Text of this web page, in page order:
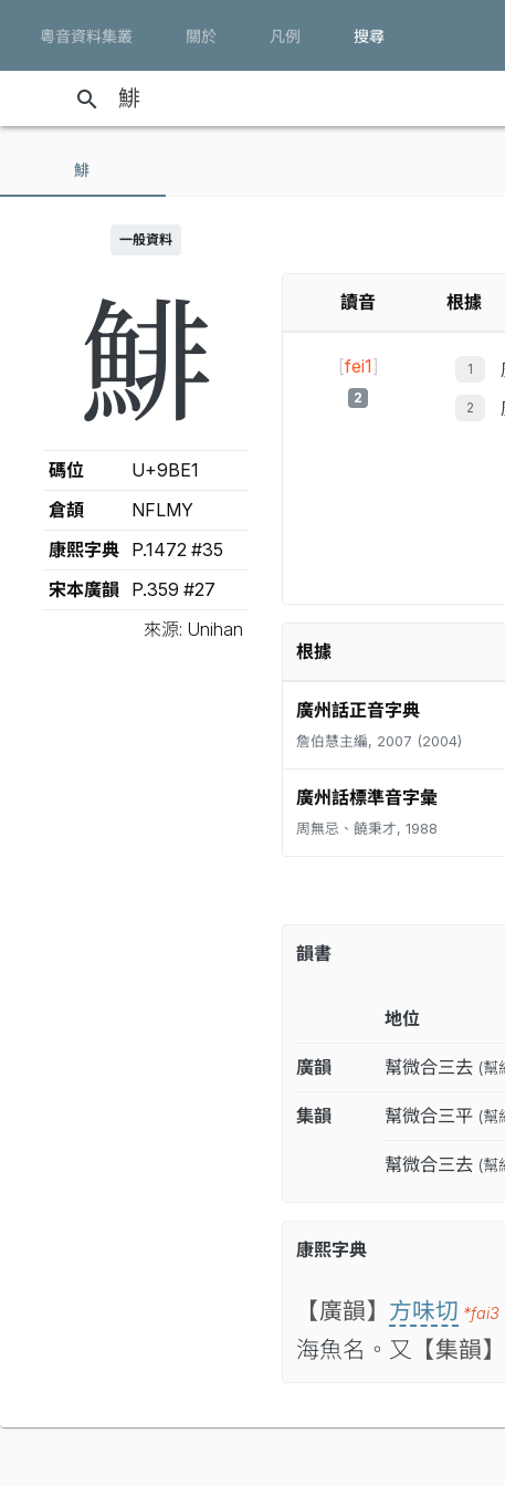
粵音資料集叢 關於 凡例 搜尋
search
鯡
一般資料
鯡
碼位
U+9BE1
倉頡
NFLMY
康熙字典
P.1472 #35
宋本廣韻
P.359 #27
來源: Unihan
讀音 根據
[fei1]
2
根據
廣州話正音字典
詹伯慧主編, 2007 (2004)
廣州話標準音字彙
周無忌、饒秉才, 1988
韻書
地位
廣韻 幫微合三去 (幫
集韻 幫微合三平 (幫
幫微合三去 (幫
康熙字典
【廣韻】 方味切 *fai3
海魚名。又
【集韻】